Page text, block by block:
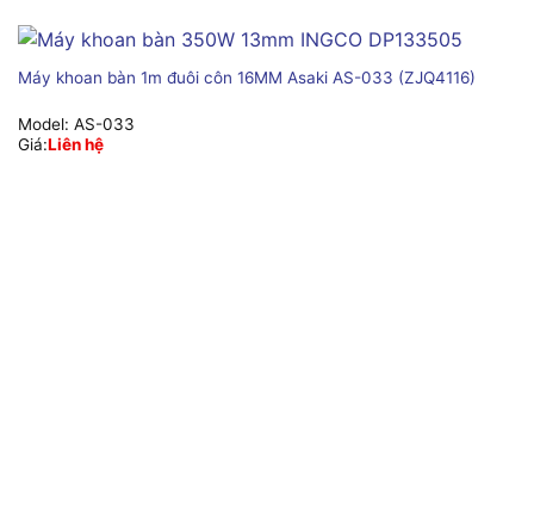
Máy khoan bàn 1m đuôi côn 16MM Asaki AS-033 (ZJQ4116)
Model: AS-033
Giá:Liên hệ